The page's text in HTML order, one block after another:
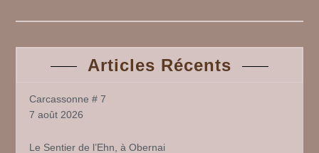
Articles Récents
Carcassonne # 7
7 août 2026
Le Sentier de l’Ehn, à Obernai